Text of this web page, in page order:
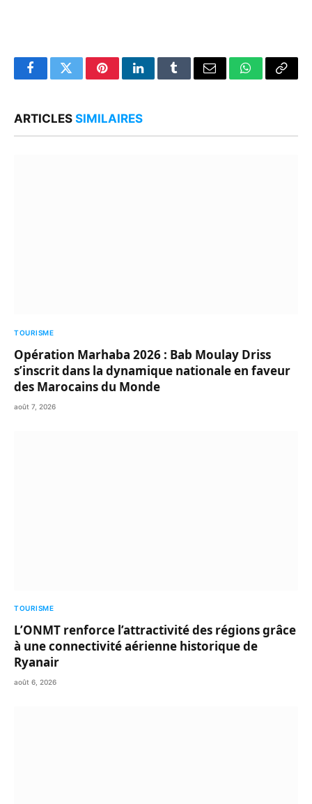
FacebookTwitterPinterestLinkedInTumblrEmail WhatsApp
Copy
ARTICLES SIMILAIRES
TOURISME
Opération Marhaba 2026 : Bab Moulay Driss
s’inscrit dans la dynamique nationale en faveur
des Marocains du Monde
août 7, 2026
TOURISME
L’ONMT renforce l’attractivité des régions grâce
à une connectivité aérienne historique de
Ryanair
août 6, 2026